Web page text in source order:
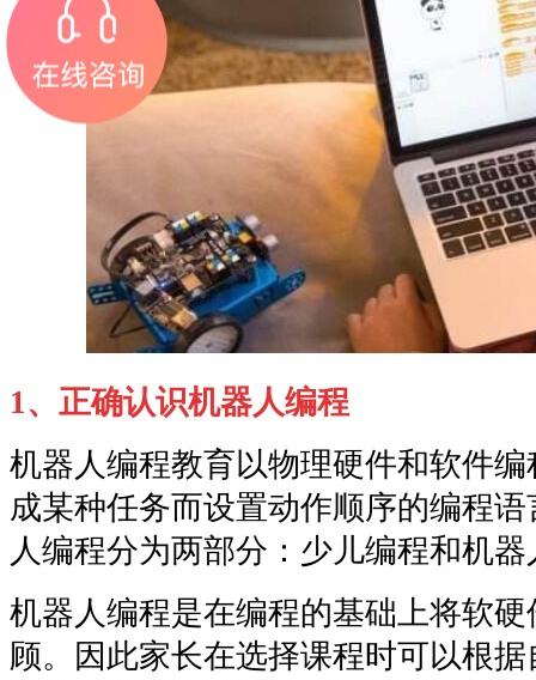
1、正确认识机器人编程
机器人编程教育以物理硬件和软件
成某种任务而设置动作顺序的编程
人编程分为两部分：少儿编程和机器
机器人编程是在编程的基础上将软
顾。因此家长在选择课程时可以根